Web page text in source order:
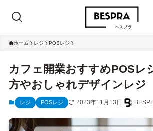
ホーム レジ POSレジ
カフェ開業おすすめPOSレ
方やおしゃれデザインレジ
レジ POSレジ 2023年11月13日